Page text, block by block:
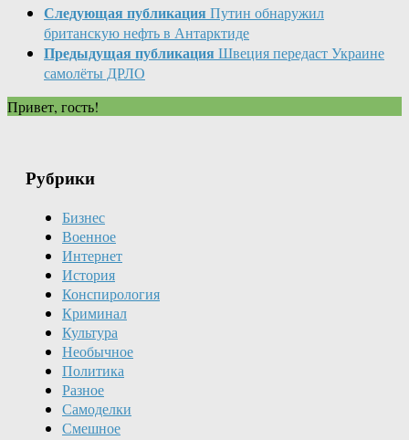
Следующая публикация Путин обнаружил
британскую нефть в Антарктиде
Предыдущая публикация Швеция передаст Украине
самолёты ДРЛО
Привет, гость!
Рубрики
Бизнес
Военное
Интернет
История
Конспирология
Криминал
Культура
Необычное
Политика
Разное
Самоделки
Смешное